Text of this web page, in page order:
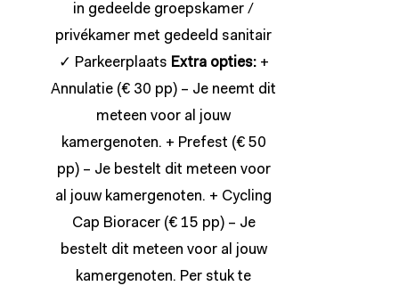
in gedeelde groepskamer /
privékamer met gedeeld sanitair
✓ Parkeerplaats Extra opties:+
Annulatie (€ 30 pp) – Je neemt dit
meteen voor al jouw
kamergenoten. + Prefest (€ 50
pp) – Je bestelt dit meteen voor
al jouw kamergenoten. + Cycling
Cap Bioracer (€ 15 pp) – Je
bestelt dit meteen voor al jouw
kamergenoten. Per stuk te